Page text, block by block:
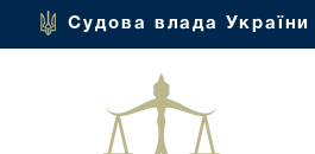
Судова влада України